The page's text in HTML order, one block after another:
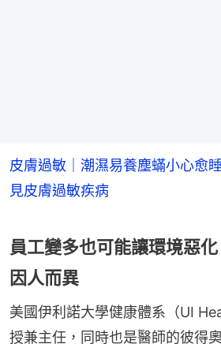
皮膚過敏｜潮濕易養塵蟎小心愈
見皮膚過敏疾病
員工變多也可能讓環境惡
因人而異
美國伊利諾大學健康體系（UI
授兼主任，同時也是醫師的彼得